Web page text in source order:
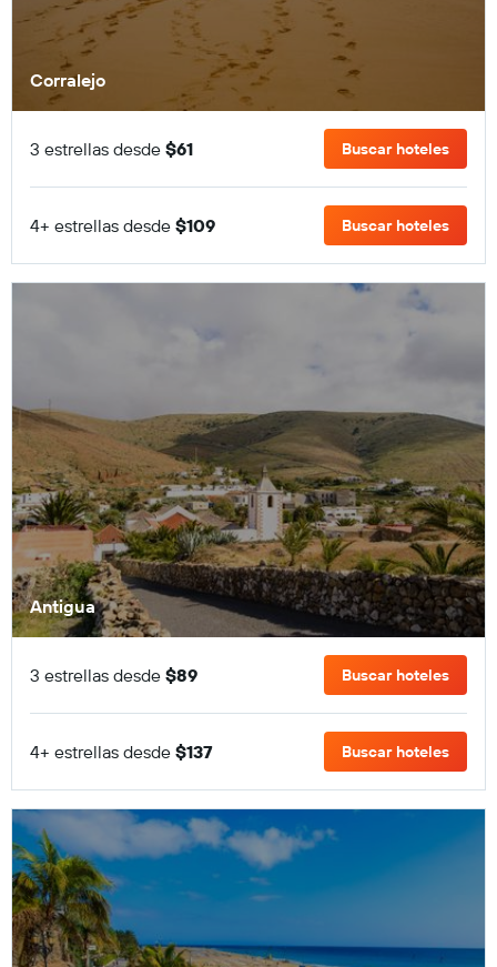
Corralejo
3 estrellas desde $61 Buscar hoteles
4+ estrellas desde $109 Buscar hoteles
Antigua
3 estrellas desde $89 Buscar hoteles
4+ estrellas desde $137 Buscar hoteles